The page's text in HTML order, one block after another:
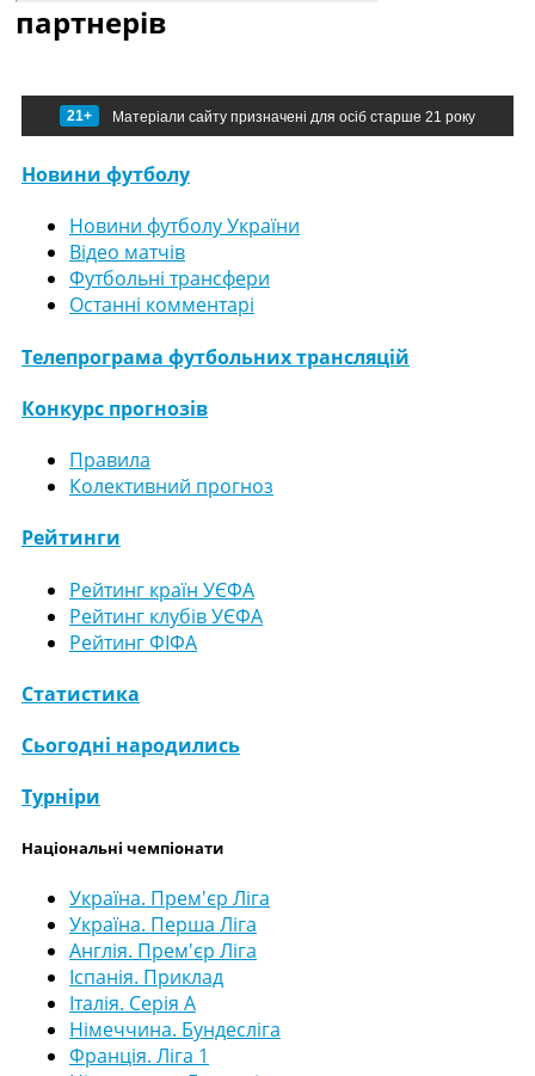
партнерів
21+ Матеріали сайту призначені для осіб старше 21 року
Новини футболу
Новини футболу України
Відео матчів
Футбольні трансфери
Останні комментарі
Телепрограма футбольних трансляцій
Конкурс прогнозів
Правила
Колективний прогноз
Рейтинги
Рейтинг країн УЄФА
Рейтинг клубів УЄФА
Рейтинг ФІФА
Статистика
Сьогодні народились
Турніри
Національні чемпіонати
Україна. Прем'єр Ліга
Україна. Перша Ліга
Англія. Прем'єр Ліга
Іспанія. Приклад
Італія. Серія А
Німеччина. Бундесліга
Франція. Ліга 1